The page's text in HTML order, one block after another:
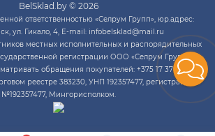
BelSklad.by © 2026
ответственностью «Селрум Групп», юр.адрес:
ул. Гикало, 4, E-mail: infobelsklad@mail.ru
местных исполнительных и распорядительных
регистрации ООО «Селрум Групп»,
обращения покупателей: +375 17 378-34-12.
реестре 383230, УНП 192357477, регистрация
№192357477, Мингорисполком.